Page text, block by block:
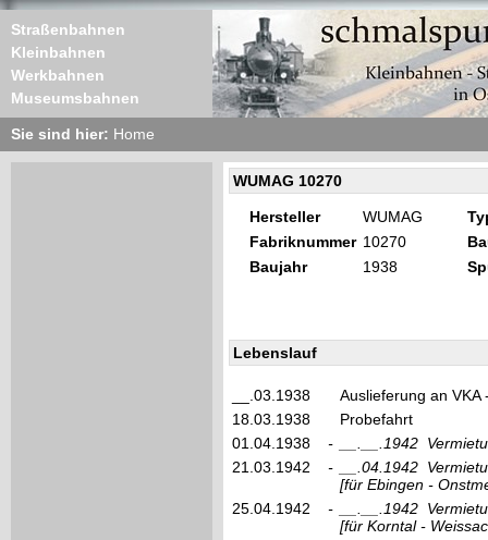
Straßenbahnen
Kleinbahnen
Werkbahnen
Museumsbahnen
Sie sind hier: Home
WUMAG 10270
Hersteller WUMAG
Fabriknummer 10270
Baujahr
1938
Lebenslauf
__.03.1938
Auslieferung an
18.03.1938
Probefahrt
01.04.1938
- __.__.1942
21.03.1942
- __.04.1942
[für Ebingen -
25.04.1942
- __.__.1942
[für Korntal -